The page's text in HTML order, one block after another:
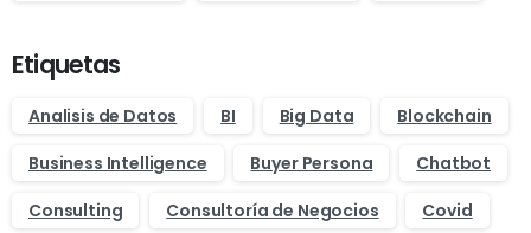
Etiquetas
Analisis de Datos BI Big Data
Blockchain
Business Intelligence
Buyer Persona
Chatbot
Consulting
Consultoría de Negocios Covid